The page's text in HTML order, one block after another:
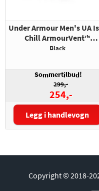
Under Armour Men's UA
Chill ArmourVent™
Adjustable Hat
Black
Sommertilbud!
299,-
254,-
Legg i handlevogn
Copyright © 2018-